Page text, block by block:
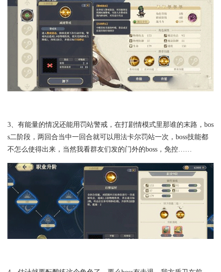
3、有能量的情况还能用罚站警戒，在打剧情模式里那谁的末路，bos
s二阶段，两回合当中一回合就可以用法卡尔罚站一次，boss技能都
不怎么使得出来，当然我看群友们发的门外的boss，免控……